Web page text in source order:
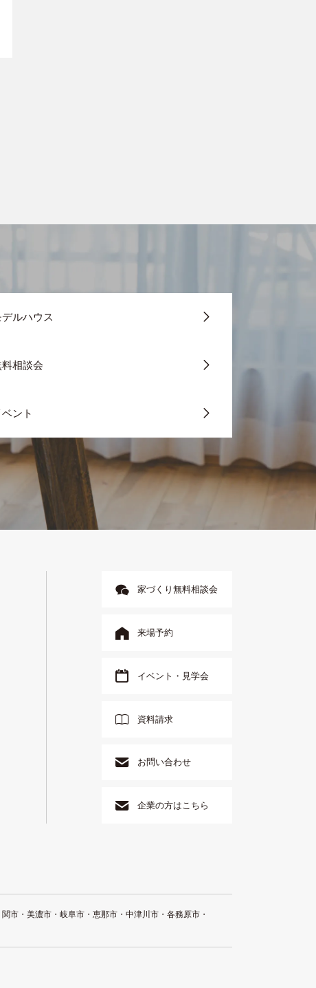
デルハウス
料相談会
ベント
家づくり無料相談会
来場予約
イベント・見学会
資料請求
お問い合わせ
企業の方はこちら
市・美濃市・岐阜市・恵那市・中津川市・各務原市・